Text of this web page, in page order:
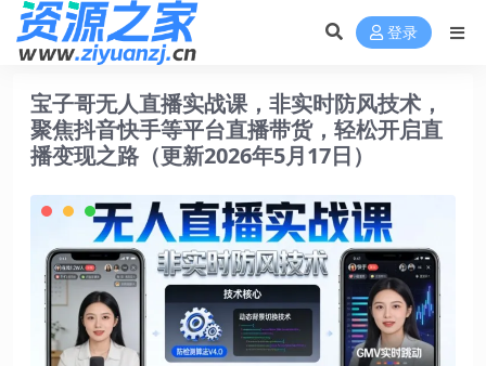
登录
宝子哥无人直播实战课，非实时防风技术，
聚焦抖音快手等平台直播带货，轻松开启直
播变现之路（更新2026年5月17日）